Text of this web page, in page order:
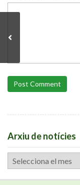
Post Comment
Arxiu de notícies
Arxiu
de
notícies